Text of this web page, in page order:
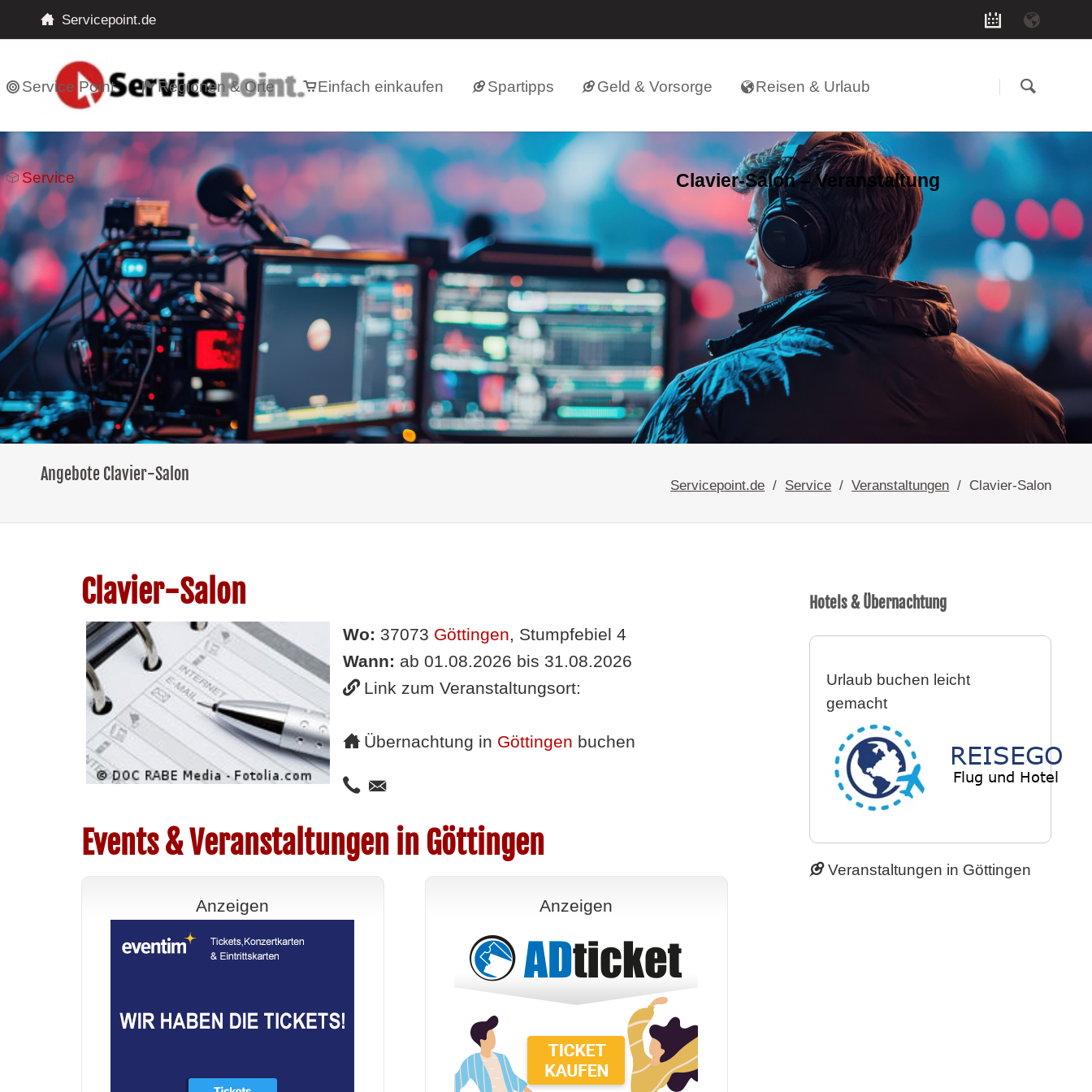
Servicepoint.de
Service Point Regionen & Orte Einfach einkaufen Spartipps Geld & Vorsorge Reisen & Urlaub
Service Clavier-Salon – Veranstaltung
Angebote Clavier-Salon
Servicepoint.de Service Veranstaltungen Clavier-Salon
Clavier-Salon
Wo: 37073 Göttingen, Stumpfebiel 4
Wann: ab 01.08.2026 bis 31.08.2026
Link zum Veranstaltungsort:
Übernachtung in Göttingen buchen
Events & Veranstaltungen in Göttingen
Anzeigen Anzeigen
Hotels & Übernachtung
Urlaub buchen leicht
gemacht
Veranstaltungen in Göttingen